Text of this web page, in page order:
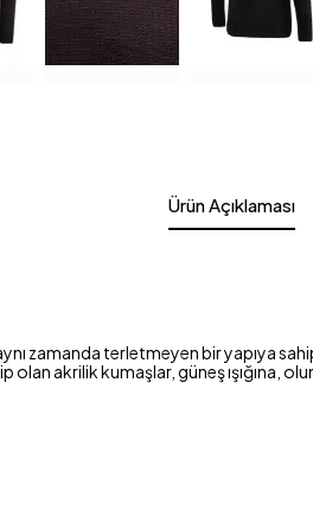
Ürün Açıklaması
zamanda terletmeyen bir yapıya
akrilik kumaşlar, güneş ışığına,